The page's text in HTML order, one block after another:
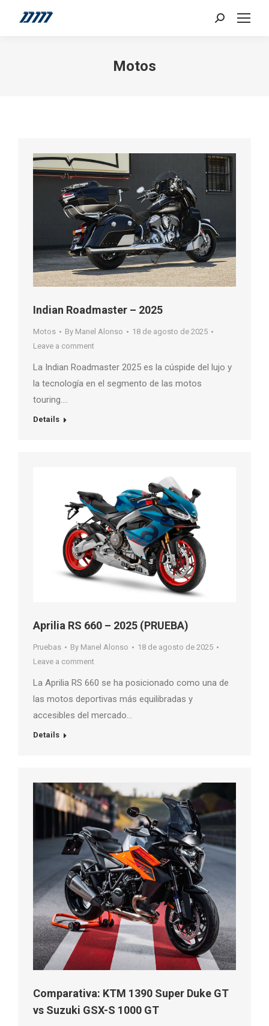
Search:
Motos
Indian Roadmaster – 2025
Motos By Manel Alonso
18 de agosto de 2025
Leave a comment
La Indian Roadmaster 2025 es la cúspide del lujo y
la tecnología en el segmento de las motos
touring….
Details
Aprilia RS 660 – 2025 (PRUEBA)
Pruebas By Manel Alonso
18 de agosto de 2025
Leave a comment
La Aprilia RS 660 se ha posicionado como una de
las motos deportivas más equilibradas y
accesibles del mercado…
Details
Comparativa: KTM 1390 Super Duke GT
vs Suzuki GSX-S 1000 GT